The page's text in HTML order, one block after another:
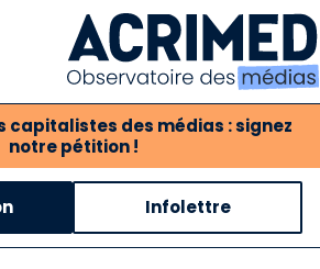
capitalistes des médias : signez
notre pétition !Notre association
Notre critique des médias
Infolettre